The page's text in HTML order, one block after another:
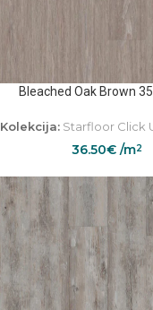
Bleached Oak Brown
Kolekcija: Starfloor Click
36.50€ /m2